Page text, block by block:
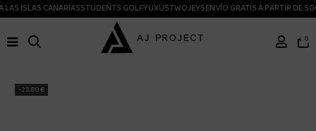
ISLAS CANARIASSTUDENTS GOLFYUXUSTWOJEYSENVÍO GRATIS A PARTIR DE 50€
0
-23,80 €